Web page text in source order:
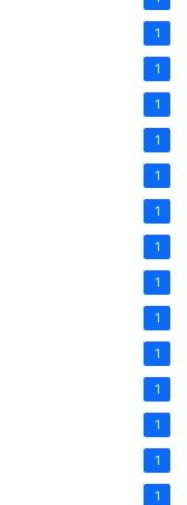
1
1
1
1
1
1
1
1
1
1
1
1
1
1